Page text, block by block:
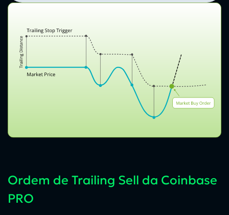
Ordem de Trailing Sell da Coinbase
PRO